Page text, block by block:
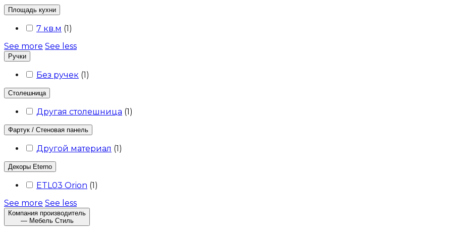
Площадь кухни
7 кв.м (1)
See more See less
Ручки
Без ручек (1)
Столешница
Другая столешница (1)
Фартук / Стеновая панель
Другой материал (1)
Декоры Eterno
ETL03 Orion (1)
See more See less
Компания производитель
— Мебель Стиль